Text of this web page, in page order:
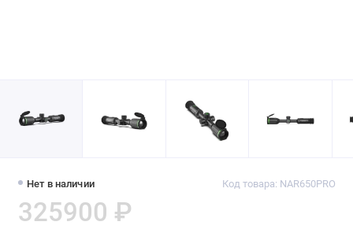
Нет в наличии Код товара: NAR650PRO
325900 ₽